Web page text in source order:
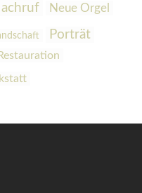
Neue Orgel
Porträt
Restauration